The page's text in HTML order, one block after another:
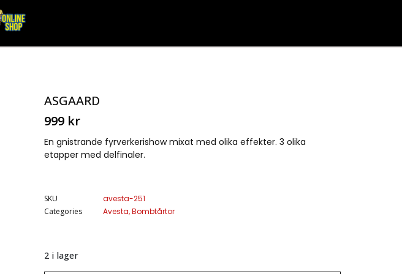
ASGAARD
999 kr
En gnistrande fyrverkerishow mixat med olika effekter. 3 olika
etapper med delfinaler.
SKU
avesta-251
Categories
Avesta,Bombtårtor
2 i lager